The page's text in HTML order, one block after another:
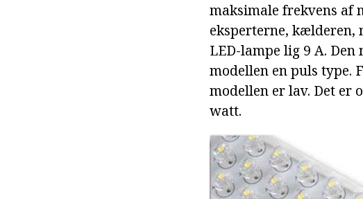
maksimale frekvens af
eksperterne,
LED-lampe lig 9 A.
modellen en puls type.
modellen er lav. Det er
watt.